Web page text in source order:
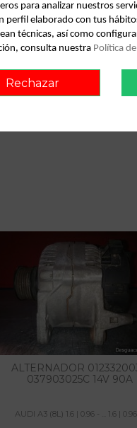
ALTERNADOR
037903025C 14V 90A
AUDI A3 (8L) 1.6 | 0.96 - ... 1.6 | 0.96 -
para analizar nuestros
perfil elaborado con tus
técnicas, así como
consulta nuestra Política
Rechazar